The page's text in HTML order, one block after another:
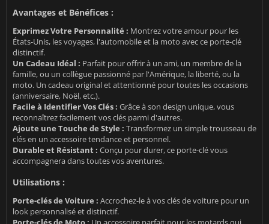
Avantages et Bénéfices :
Exprimez Votre Personnalité : Montrez votre amour pour les
États-Unis, les voyages, l'automobile et la moto avec ce porte-clé
distinctif.
Un Cadeau Idéal : Parfait pour offrir à un ami, un membre de la
famille, ou un collègue passionné par l'Amérique, la liberté, ou la
moto. Un cadeau original et attentionné pour toutes les occasions
(anniversaire, Noël, etc.).
Facile à Identifier Vos Clés : Grâce à son design unique, vous
reconnaîtrez facilement vos clés parmi d'autres.
Ajoute une Touche de Style : Transformez un simple trousseau de
clés en un accessoire tendance et personnel.
Durable et Résistant : Conçu pour durer, ce porte-clé vous
accompagnera dans toutes vos aventures.
Utilisations :
Porte-clés de Voiture : Accrochez-le à vos clés de voiture pour un
look personnalisé et distinctif.